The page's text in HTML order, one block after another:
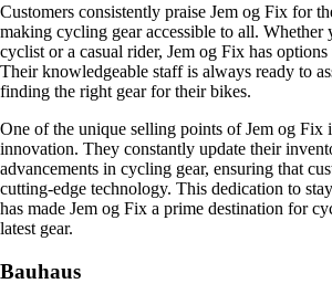
Customers consistently praise Jem og Fix for
making cycling gear accessible to all. Whether
cyclist or a casual rider, Jem og Fix has
Their knowledgeable staff is always ready to
finding the right gear for their bikes.
One of the unique selling points of Jem og Fix
innovation. They constantly update their
advancements in cycling gear, ensuring that
cutting-edge technology. This dedication to
has made Jem og Fix a prime destination for
latest gear.
Bauhaus